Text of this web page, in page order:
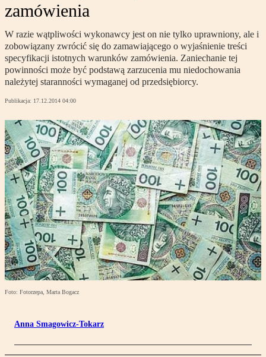
zamówienia
W razie wątpliwości wykonawcy jest on nie tylko uprawniony, ale i
zobowiązany zwrócić się do zamawiającego o wyjaśnienie treści
specyfikacji istotnych warunków zamówienia. Zaniechanie tej
powinności może być podstawą zarzucenia mu niedochowania
należytej staranności wymaganej od przedsiębiorcy.
Publikacja: 17.12.2014 04:00
Foto: Fotorzepa, Marta Bogacz
Anna Smagowicz-Tokarz